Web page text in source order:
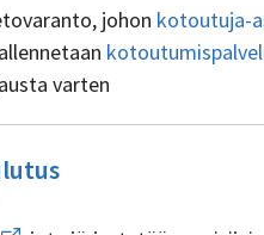
johon kotoutuja-
varten
Ei
sisällöntuottajia